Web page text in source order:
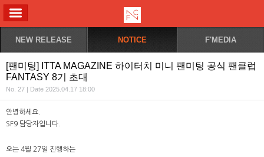
NEW RELEASE NOTICE F'MEDIA
[팬미팅] ITTA MAGAZINE 하이터치 미니 팬미팅 공식 팬클럽
FANTASY 8기 초대
No. 27 | Date 2025.04.17 18:00
안녕하세요.
SF9 담당자입니다.
오는 4월 27일 진행하는